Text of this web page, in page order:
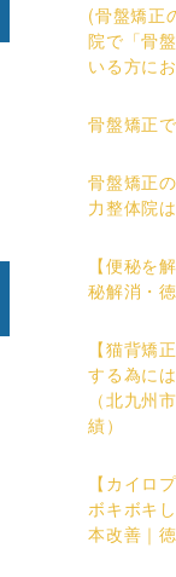
(骨盤矯正
院で「骨
いる方に
骨盤矯正
骨盤矯正
力整体院
【便秘を
秘解消・
【猫背矯
する為に
（北九州
績）
【カイロ
ボキボキ
本改善｜